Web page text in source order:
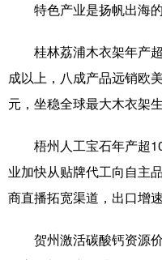
特色产业是扬帆出海的
桂林荔浦木衣架年产超
成以上，八成产品远销欧
元，坐稳全球最大木衣架
梧州人工宝石年产超
业加快从贴牌代工向自主
商直播拓宽渠道，出口增速
贺州激活碳酸钙资源价